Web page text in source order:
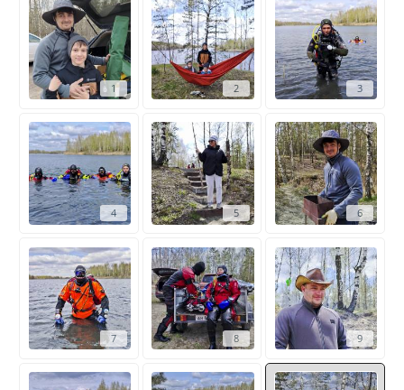
1 2 3
4 5 6
7 8 9